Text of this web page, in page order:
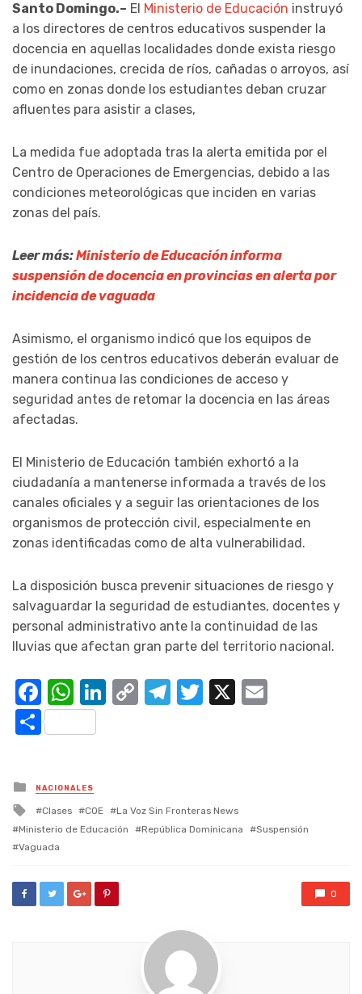
Santo Domingo.– El Ministerio de Educación instruyó
a los directores de centros educativos suspender la
docencia en aquellas localidades donde exista riesgo
de inundaciones, crecida de ríos, cañadas o arroyos, así
como en zonas donde los estudiantes deban cruzar
afluentes para asistir a clases,
La medida fue adoptada tras la alerta emitida por el
Centro de Operaciones de Emergencias, debido a las
condiciones meteorológicas que inciden en varias
zonas del país.
Leer más:Ministerio de Educación informa
suspensión de docencia en provincias en alerta por
incidencia de vaguada
Asimismo, el organismo indicó que los equipos de
gestión de los centros educativos deberán evaluar de
manera continua las condiciones de acceso y
seguridad antes de retomar la docencia en las áreas
afectadas.
El Ministerio de Educación también exhortó a la
ciudadanía a mantenerse informada a través de los
canales oficiales y a seguir las orientaciones de los
organismos de protección civil, especialmente en
zonas identificadas como de alta vulnerabilidad.
La disposición busca prevenir situaciones de riesgo y
salvaguardar la seguridad de estudiantes, docentes y
personal administrativo ante la continuidad de las
lluvias que afectan gran parte del territorio nacional.
Facebook
WhatsApp
LinkedIn
CopyTelegram
Twitter
X
Compartir
Posted
in
NACIONALES
Tagged
with
Clases COE
La Voz Sin Fronteras News
Ministerio de Educación
República Dominicana
Suspensión
Vaguada
0